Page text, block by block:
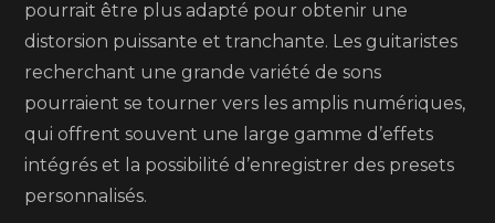
pourrait être plus adapté pour obtenir une
distorsion puissante et tranchante. Les guitaristes
recherchant une grande variété de sons
pourraient se tourner vers les amplis numériques,
qui offrent souvent une large gamme d’effets
intégrés et la possibilité d’enregistrer des presets
personnalisés.